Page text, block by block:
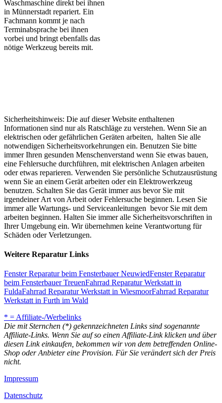
Waschmaschine direkt bei ihnen
in Münnerstadt repariert. Ein
Fachmann kommt je nach
Terminabsprache bei ihnen
vorbei und bringt ebenfalls das
nötige Werkzeug bereits mit.
Sicherheitshinweis: Die auf dieser Website enthaltenen
Informationen sind nur als Ratschläge zu verstehen. Wenn Sie an
elektrischen oder gefährlichen Geräten arbeiten, halten Sie alle
notwendigen Sicherheitsvorkehrungen ein. Benutzen Sie bitte
immer Ihren gesunden Menschenverstand wenn Sie etwas bauen,
eine Fehlersuche durchführen, mit elektrischen Anlagen arbeiten
oder etwas reparieren. Verwenden Sie persönliche Schutzausrüstung
wenn Sie an einem Gerät arbeiten oder ein Elektrowerkzeug
benutzen. Schalten Sie das Gerät immer aus bevor Sie mit
irgendeiner Art von Arbeit oder Fehlersuche beginnen. Lesen Sie
immer alle Wartungs- und Serviceanleitungen bevor Sie mit dem
arbeiten beginnen. Halten Sie immer alle Sicherheitsvorschriften in
Ihrer Umgebung ein. Wir übernehmen keine Verantwortung für
Schäden oder Verletzungen.
Weitere Reparatur Links
Fenster Reparatur beim Fensterbauer NeuwiedFenster Reparatur
beim Fensterbauer TreuenFahrrad Reparatur Werkstatt in
FuldaFahrrad Reparatur Werkstatt in WiesmoorFahrrad Reparatur
Werkstatt in Furth im Wald
* = Affiliate-/Werbelinks
Die mit Sternchen (*) gekennzeichneten Links sind sogenannte
Affiliate-Links. Wenn Sie auf so einen Affiliate-Link klicken und über
diesen Link einkaufen, bekommen wir von dem betreffenden Online-
Shop oder Anbieter eine Provision. Für Sie verändert sich der Preis
nicht.
Impressum
Datenschutz